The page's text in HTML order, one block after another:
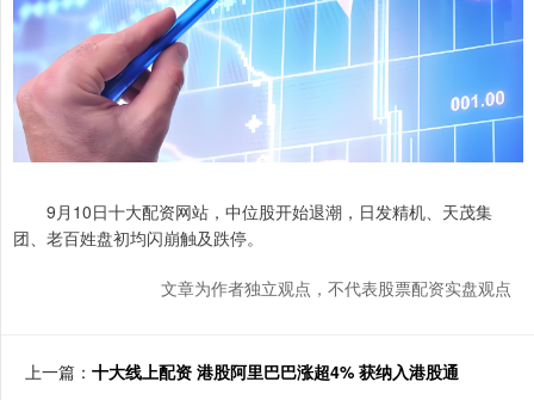
9月10日十大配资网站，中位股开始退潮，日发精机、天茂集
团、老百姓盘初均闪崩触及跌停。
文章为作者独立观点，不代表股票配资实盘观点
上一篇： 十大线上配资 港股阿里巴巴涨超4% 获纳入港股通